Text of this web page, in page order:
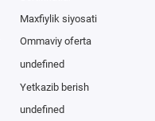
Maxfiylik siyosati
Ommaviy oferta
undefined
Yetkazib berish
undefined